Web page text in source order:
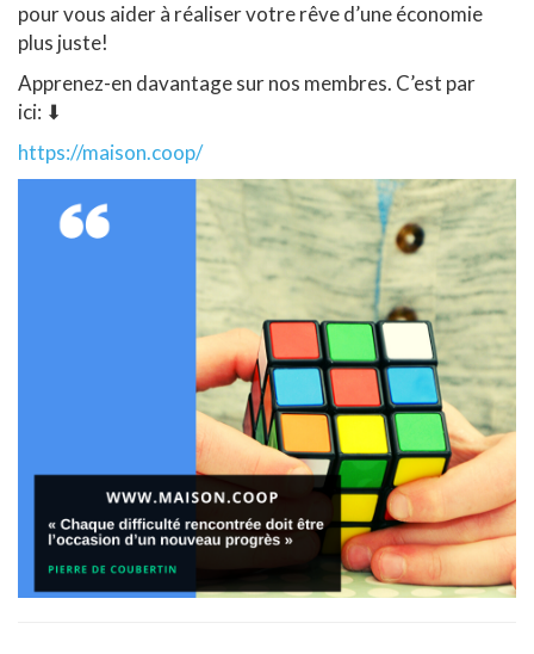
pour vous aider à réaliser votre rêve d’une économie
plus juste!
Apprenez-en davantage sur nos membres. C’est par
ici: ⬇
https://maison.coop/